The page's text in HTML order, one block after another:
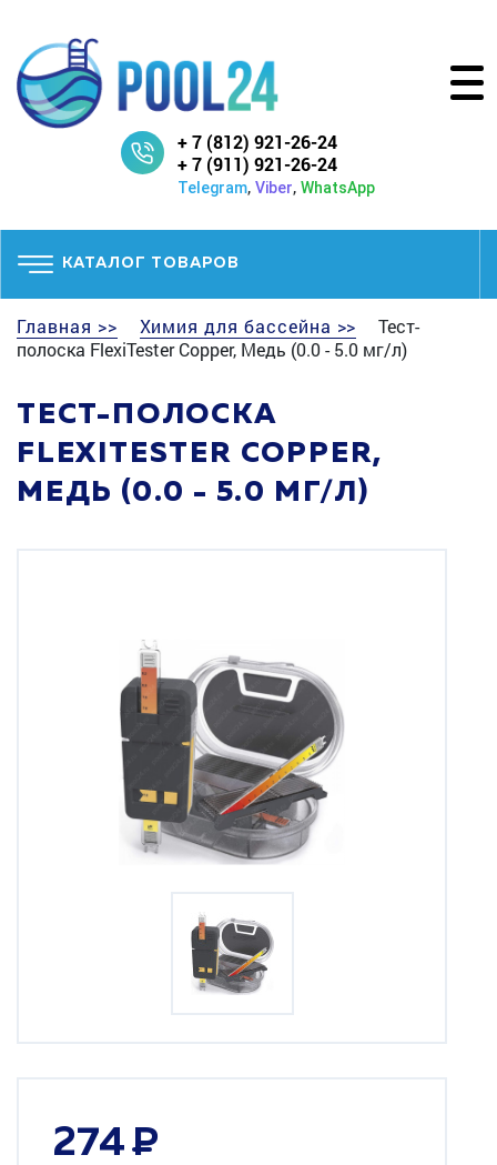
+ 7 (812) 921-26-24
+ 7 (911) 921-26-24
Telegram, Viber, WhatsApp
КАТАЛОГ ТОВАРОВ
Главная >> Химия для бассейна >>
Тест-
полоска FlexiTester Copper, Медь (0.0 - 5.0 мг/л)
ТЕСТ-ПОЛОСКА
FLEXITESTER COPPER,
МЕДЬ (0.0 - 5.0 МГ/Л)
274